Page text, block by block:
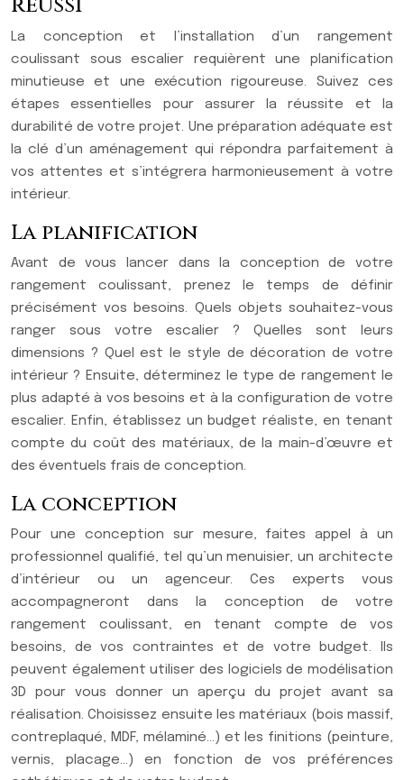
La conception et l’installation d’un rangement
coulissant sous escalier requièrent une planification
minutieuse et une exécution rigoureuse. Suivez ces
étapes essentielles pour assurer la réussite et la
durabilité de votre projet. Une préparation adéquate est
la clé d’un aménagement qui répondra parfaitement à
vos attentes et s’intégrera harmonieusement à votre
intérieur.
La planification
Avant de vous lancer dans la conception de votre
rangement coulissant, prenez le temps de définir
précisément vos besoins. Quels objets souhaitez-vous
ranger sous votre escalier ? Quelles sont leurs
dimensions ? Quel est le style de décoration de votre
intérieur ? Ensuite, déterminez le type de rangement le
plus adapté à vos besoins et à la configuration de votre
escalier. Enfin, établissez un budget réaliste, en tenant
compte du coût des matériaux, de la main-d’œuvre et
des éventuels frais de conception.
La conception
Pour une conception sur mesure, faites appel à un
professionnel qualifié, tel qu’un menuisier, un architecte
d’intérieur ou un agenceur. Ces experts vous
accompagneront dans la conception de votre
rangement coulissant, en tenant compte de vos
besoins, de vos contraintes et de votre budget. Ils
peuvent également utiliser des logiciels de modélisation
3D pour vous donner un aperçu du projet avant sa
réalisation. Choisissez ensuite les matériaux (bois massif,
contreplaqué, MDF, mélaminé…) et les finitions (peinture,
vernis, placage…) en fonction de vos préférences